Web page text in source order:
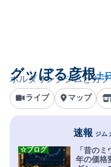
ボルダリングジムとカ
グッぼる彦根土
ライブ マップ
速報 ジム
「昔の
年の価格
☆ブログ